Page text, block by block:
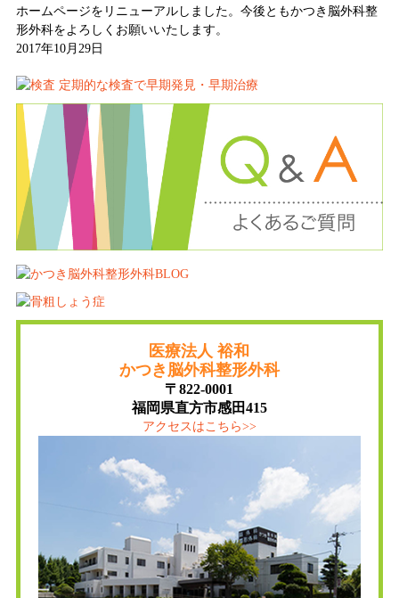
ホームページをリニューアルしました。今後ともかつき脳外科整
形外科をよろしくお願いいたします。
2017年10月29日
医療法人 裕和
かつき脳外科整形外科
〒822-0001
福岡県直方市感田415
アクセスはこちら>>